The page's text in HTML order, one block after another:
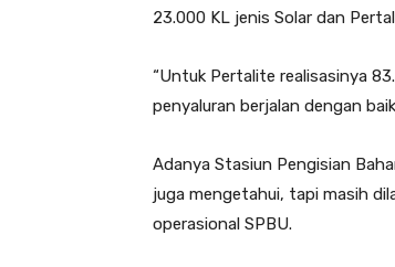
23.000 KL jenis Solar dan
“Untuk Pertalite realisasinya
penyaluran berjalan dengan
Adanya Stasiun Pengisian
juga mengetahui, tapi masih
operasional SPBU.